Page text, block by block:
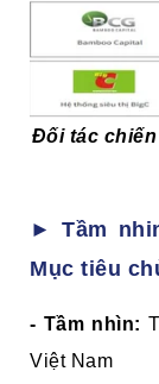
Đối tác
► Tầm
Mục tiêu
- Tầm nhìn:
Việt Nam